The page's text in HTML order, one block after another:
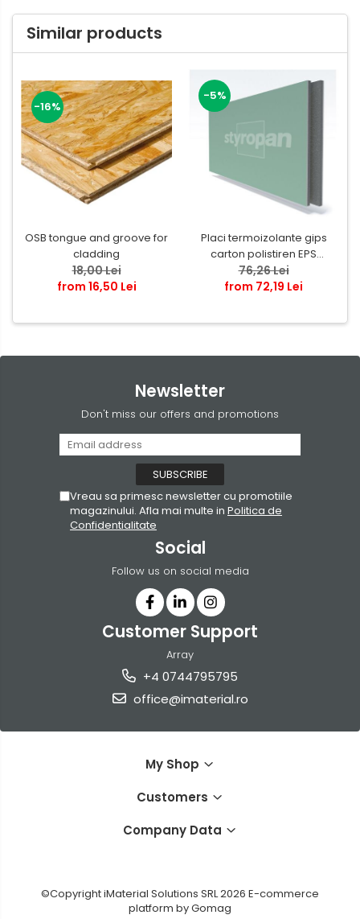
Similar products
-16%
OSB tongue and groove for
cladding
18,00 Lei
from 16,50 Lei
-5%
Placi termoizolante gips
carton polistiren EPS
grafitat NEOPOR
76,26 Lei
from 72,19 Lei
Newsletter
Don't miss our offers and promotions
Vreau sa primesc newsletter cu promotiile
magazinului. Afla mai multe in Politica de
Confidentialitate
Social
Follow us on social media
Customer Support
Array
+4 0744795795
office@imaterial.ro
My Shop
Customers
Company Data
©Copyright iMaterial Solutions SRL 2026 E-commerce
platform by Gomag